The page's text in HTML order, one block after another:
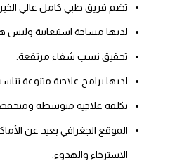
تضم فريق طبي كامل عالي
لديها مساحة استيعابية وليس
تحقيق نسب شفاء مرتفعة.
لديها برامج علاجية متنوعة
تكلفة علاجية متوسطة
الموقع الجغرافي بعيد عن
الاسترخاء والهدوء.